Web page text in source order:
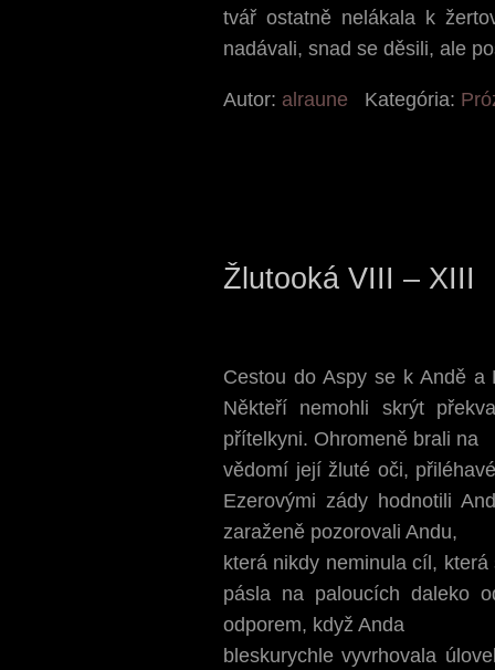
tvář ostatně nelákala k
nadávali, snad se děsili, ale
Autor: alraune Kategória:
Žlutooká VIII – XIII
Cestou do Aspy se k Andě
Někteří nemohli skrýt
přítelkyni. Ohromeně brali na
vědomí její žluté oči,
Ezerovými zády hodnotili
zaraženě pozorovali Andu,
která nikdy neminula cíl,
pásla na paloucích daleko
odporem, když Anda
bleskurychle vyvrhovala